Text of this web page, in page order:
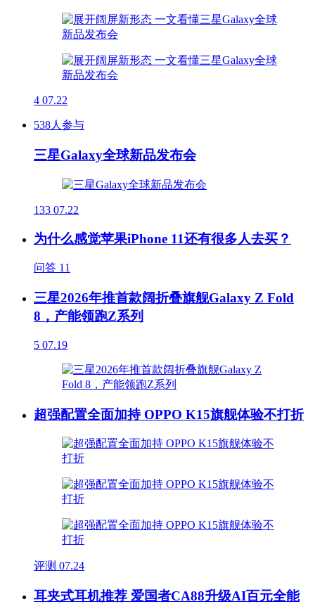
4 07.22
538人参与
三星Galaxy全球新品发布会
133 07.22
为什么感觉苹果iPhone 11还有很多人去买？
问答 11
三星2026年推首款阔折叠旗舰Galaxy Z Fold
8，产能领跑Z系列
5 07.19
超强配置全面加持 OPPO K15旗舰体验不打折
评测 07.24
耳夹式耳机推荐 爱国者CA88升级AI百元全能